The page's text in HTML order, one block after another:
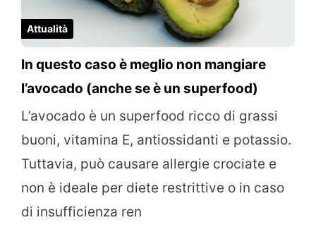
Attualità
In questo caso è meglio non mangiare
l’avocado (anche se è un superfood)
L’avocado è un superfood ricco di grassi
buoni, vitamina E, antiossidanti e potassio.
Tuttavia, può causare allergie crociate e
non è ideale per diete restrittive o in caso
di insufficienza ren